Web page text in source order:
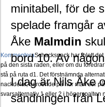
KommenteraSchacksnack har inlett
på den sista raden, eller om du
stå på ruta d1. Det förstnämnda
nackdelar, beroende på hur man ser
svarsalternativ 1 eller 2 i högerspalten
minitabell, för de
spelade framgår
Åke Malmdin
bord 10. Av
I dag är Nils Åke
sändningen från